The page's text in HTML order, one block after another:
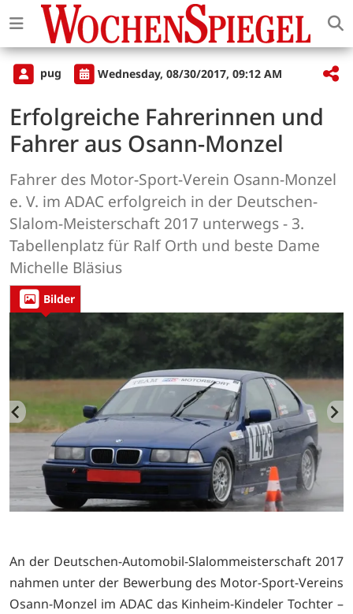
pug Wednesday, 08/30/2017, 09:12 AM
Erfolgreiche Fahrerinnen und
Fahrer aus Osann-Monzel
Fahrer des Motor-Sport-Verein Osann-Monzel
e. V. im ADAC erfolgreich in der Deutschen-
Slalom-Meisterschaft 2017 unterwegs - 3.
Tabellenplatz für Ralf Orth und beste Dame
Michelle Bläsius
Bilder
An der Deutschen-Automobil-Slalommeisterschaft 2017
nahmen unter der Bewerbung des Motor-Sport-Vereins
Osann-Monzel im ADAC das Kinheim-Kindeler Tochter –